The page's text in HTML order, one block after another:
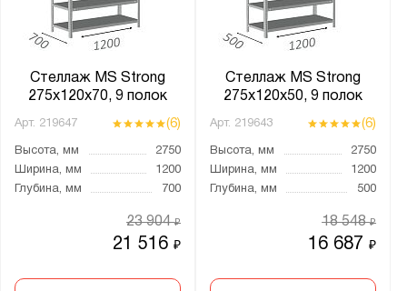
Стеллаж MS Strong
275х120х70, 9 полок
Арт. 219647 (6)
Высота, мм
2750
Ширина, мм
1200
Глубина, мм
700
21 516₽
23 904₽
Стеллаж MS Strong
275х120х50, 9 полок
Арт. 219643 (6)
Высота, мм
2750
Ширина, мм
1200
Глубина, мм
500
16 687₽
18 548₽